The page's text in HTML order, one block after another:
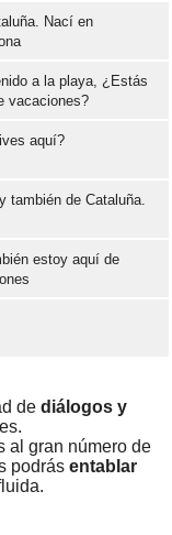
Error loading: "https://www.idiomaspc.com/curso-aprender-catalan-basico/audio/3006.mp3"
Nací en
a la playa, ¿Estás
vacaciones?
Error loading: "https://www.idiomaspc.com/curso-aprender-catalan-basico/audio/3008.mp3"
aquí?
también de Cataluña.
estoy aquí de
de diálogos y
al gran número de
podrás entablar